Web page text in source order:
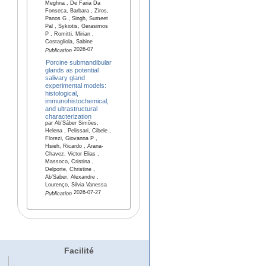
Meghna , De Faria Da
Fonseca, Barbara , Ziros,
Panos G , Singh, Sumeet
Pal , Sykiotis, Gerasimos
P , Romitti, Mirian ,
Costagliola, Sabine
Publication2026-07
Porcine submandibular
glands as potential
salivary gland
experimental models:
histological,
immunohistochemical,
and ultrastructural
characterization
par Ab’Sáber Simões,
Helena , Pelissari, Cibele ,
Florezi, Giovanna P ,
Hsieh, Ricardo , Arana-
Chavez, Victor Elias ,
Massoco, Cristina ,
Delporte, Christine ,
Ab’Saber, Alexandre ,
Lourenço, Silvia Vanessa
Publication2026-07-27
Facilité